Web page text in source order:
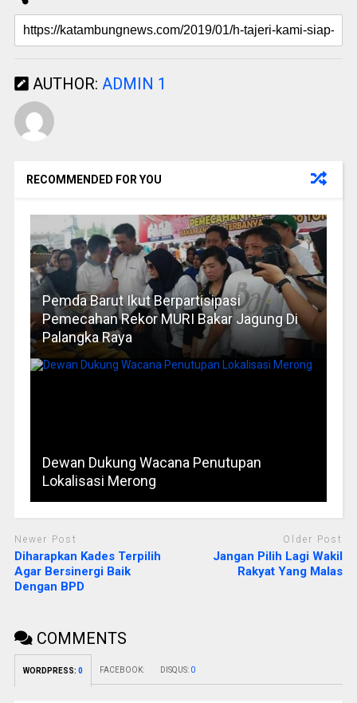
AUTHOR: ADMIN 1
RECOMMENDED FOR YOU
Pemda Barut Ikut Berpartisipasi
Pemecahan Rekor MURI Bakar Jagung Di
Palangka Raya
Dewan Dukung Wacana Penutupan
Lokalisasi Merong
Newer Post
Diharapkan Kades Terpilih
Agar Bersinergi Baik
Dengan BPD
Older Post
Jangan Pilih Lagi Wakil
Rakyat Yang Malas
COMMENTS
WORDPRESS: 0 FACEBOOK: DISQUS: 0